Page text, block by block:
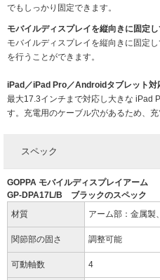
でもしっかり固定できます。
モバイルディスプレイを縦向きに固定
モバイルディスプレイを縦向きに固定
を行うことができます。
iPad／iPad Pro／Androidタブレット対
最大17.3インチまで対応し大きな iPad
す。充電用のケーブル穴があるため、充
スペック
GOPPA モバイルディスプレイアーム
GP-DPA17L/B ブラックのスペック
材質
アーム部：金属製
関節部の固さ 調整可能
可動軸数 4